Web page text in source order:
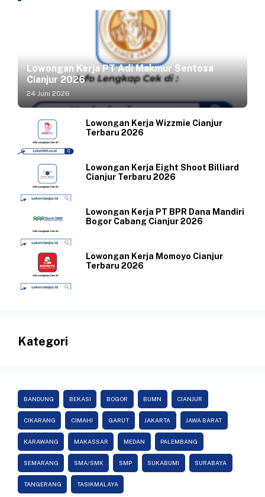
Lowongan Kerja PT Adi Makmur Sentosa
Cianjur 2026
24 Juni 2026
Lowongan Kerja Wizzmie Cianjur
Terbaru 2026
Lowongan Kerja Eight Shoot Billiard
Cianjur Terbaru 2026
Lowongan Kerja PT BPR Dana Mandiri
Bogor Cabang Cianjur 2026
Lowongan Kerja Momoyo Cianjur
Terbaru 2026
Kategori
BANDUNG BEKASI BOGOR BUMN CIANJUR
CIKARANG CIMAHI GARUT JAKARTA JAWA BARAT
KARAWANG MAKASSAR MEDAN PALEMBANG
SEMARANG SMA/SMK SMP SUKABUMI SURABAYA
TANGERANG TASIKMALAYA